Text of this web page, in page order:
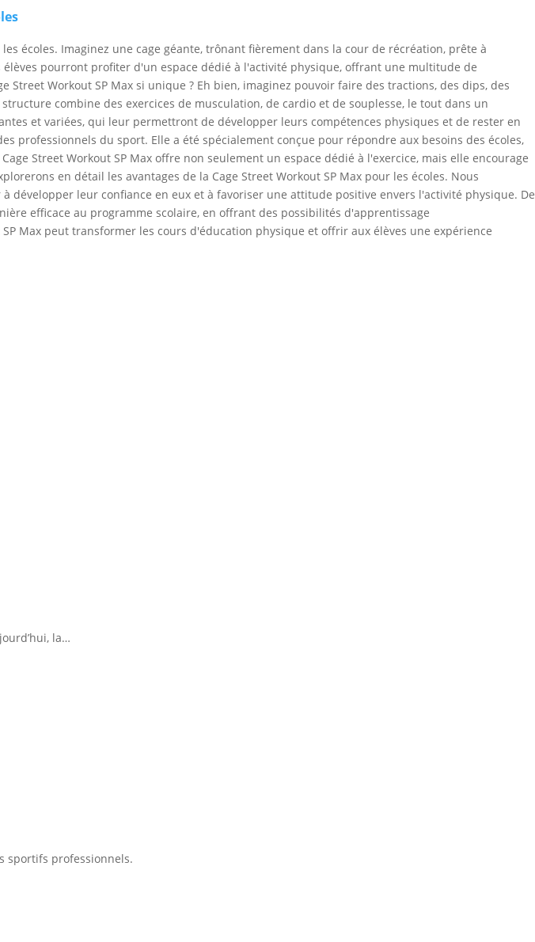
écoles. Imaginez une cage géante, trônant fièrement dans la cour de récréation, prête à
pourront profiter d'un espace dédié à l'activité physique, offrant une multitude de
Workout SP Max si unique ? Eh bien, imaginez pouvoir faire des tractions, des dips, des
combine des exercices de musculation, de cardio et de souplesse, le tout dans un
et variées, qui leur permettront de développer leurs compétences physiques et de rester en
du sport. Elle a été spécialement conçue pour répondre aux besoins des écoles,
Street Workout SP Max offre non seulement un espace dédié à l'exercice, mais elle encourage
en détail les avantages de la Cage Street Workout SP Max pour les écoles. Nous
leur confiance en eux et à favoriser une attitude positive envers l'activité physique. De
efficace au programme scolaire, en offrant des possibilités d'apprentissage
Max peut transformer les cours d'éducation physique et offrir aux élèves une expérience
la…
sportifs professionnels.